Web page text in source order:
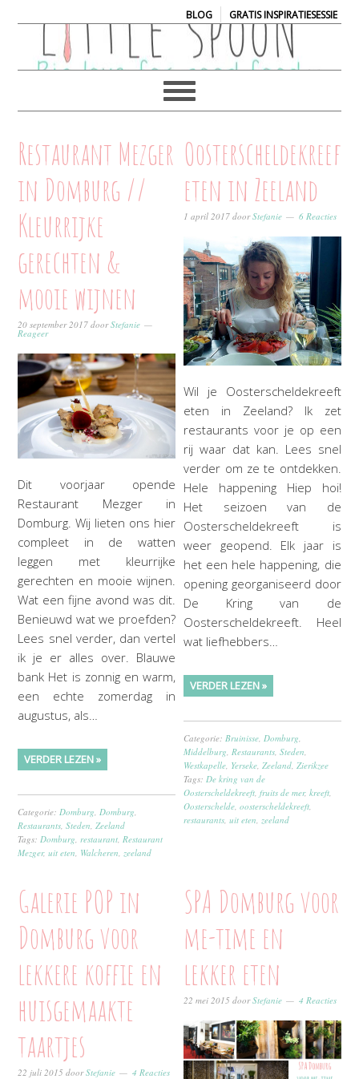
BLOG| GRATIS INSPIRATIESESSIE
Restaurant Mezger
in Domburg //
Kleurrijke
gerechten &
mooie wijnen
20 september 2017 doorStefanie
Reageer
Dit voorjaar opende
Restaurant Mezger in
Domburg. Wij lieten ons hier
compleet in de watten
leggen met kleurrijke
gerechten en mooie wijnen.
Wat een fijne avond was dit.
Benieuwd wat we proefden?
Lees snel verder, dan vertel
ik je er alles over. Blauwe
bank Het is zonnig en warm,
een echte zomerdag in
augustus, als…
VERDER LEZEN »
Categorie: Domburg Domburg
Restaurants ,Steden Zeeland
Tags: Domburg restaurant Restaurant
Mezger,uit eten Walcheren zeeland
Oosterscheldekreeft
eten in Zeeland
1 april 2017 doorStefanie 6 Reacties
Wil je Oosterscheldekreeft
eten in Zeeland? Ik zet
restaurants voor je op een
rij waar dat kan. Lees snel
verder om ze te ontdekken.
Hele happening Hiep hoi!
Het seizoen van de
Oosterscheldekreeft is
weer geopend. Elk jaar is
het een hele happening, die
opening georganiseerd door
De Kring van de
Oosterscheldekreeft. Heel
wat liefhebbers…
VERDER LEZEN »
Categorie:Bruinisse,Domburg,
Middelburg,Restaurants,Steden,
Westkapelle, Yerseke,Zeeland,Zierikzee
Tags:De kring van de
Oosterscheldekreeft,fruits de mer,kreeft,
Oosterschelde,oosterscheldekreeft,
restaurants,uit eten,zeeland
Galerie POP in
Domburg voor
lekkere koffie en
huisgemaakte
taartjes
22 juli 2015 doorStefanie 4 Reacties
SPA Domburg voor
me-time en
lekker eten
22 mei 2015 doorStefanie 4 Reacties